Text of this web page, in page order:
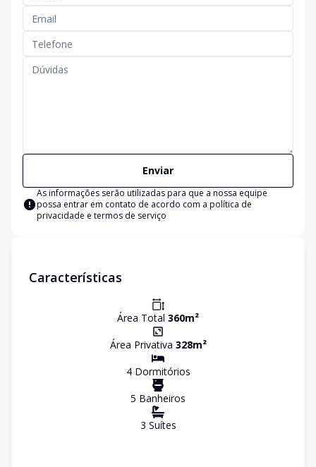
Enviar
As informações serão utilizadas para que a nossa equipe
possa entrar em contato de acordo com a política de
privacidade e termos de serviço
Características
Área Total 360m²
Área Privativa 328m²
4Dormitórios
5 Banheiros
3 Suítes